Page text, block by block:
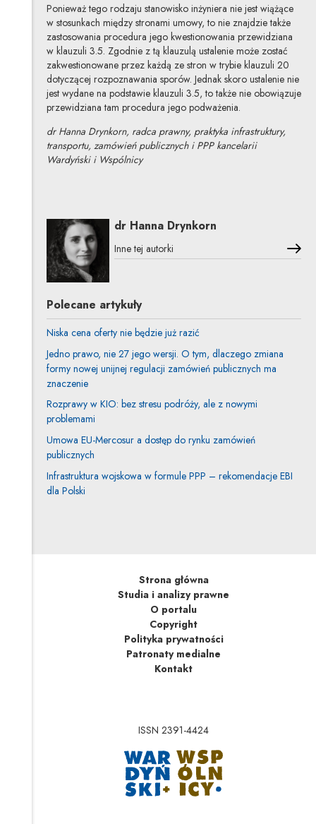
Ponieważ tego rodzaju stanowisko inżyniera nie jest wiążące
w stosunkach między stronami umowy, to nie znajdzie także
zastosowania procedura jego kwestionowania przewidziana
w klauzuli 3.5. Zgodnie z tą klauzulą ustalenie może zostać
zakwestionowane przez każdą ze stron w trybie klauzuli 20
dotyczącej rozpoznawania sporów. Jednak skoro ustalenie nie
jest wydane na podstawie klauzuli 3.5, to także nie obowiązuje
przewidziana tam procedura jego podważenia.
dr Hanna Drynkorn, radca prawny, praktyka infrastruktury,
transportu, zamówień publicznych i PPP kancelarii
Wardyński i Wspólnicy
dr Hanna Drynkorn
Inne tej autorki
Polecane artykuły
Niska cena oferty nie będzie już razić
Jedno prawo, nie 27 jego wersji. O tym, dlaczego zmiana
formy nowej unijnej regulacji zamówień publicznych ma
znaczenie
Rozprawy w KIO: bez stresu podróży, ale z nowymi
problemami
Umowa EU-Mercosur a dostęp do rynku zamówień
publicznych
Infrastruktura wojskowa w formule PPP – rekomendacje EBI
dla Polski
Strona główna
Studia i analizy prawne
O portalu
Copyright
Polityka prywatności
Patronaty medialne
Kontakt
ISSN 2391-4424
Uwaga, link zostanie